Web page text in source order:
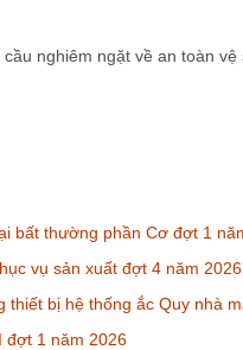
nghiêm ngặt về an toàn vệ
bất thường phần Cơ đợt 1
vụ sản xuất đợt 4 năm 2026
bị hệ thống ắc Quy nhà
đợt 1 năm 2026